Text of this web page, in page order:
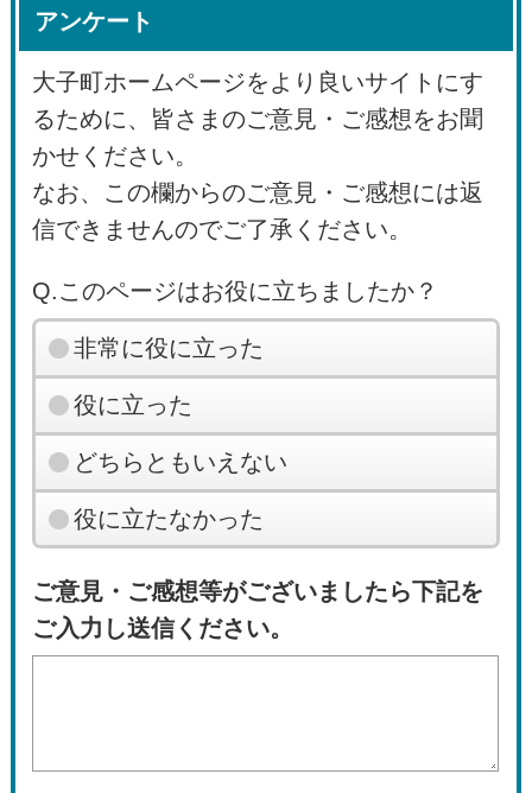
アンケート
大子町ホームページをより良いサイトにす
るために、皆さまのご意見・ご感想をお聞
かせください。
なお、この欄からのご意見・ご感想には返
信できませんのでご了承ください。
Q.このページはお役に立ちましたか？
非常に役に立った
役に立った
どちらともいえない
役に立たなかった
ご意見・ご感想等がございましたら下記を
ご入力し送信ください。